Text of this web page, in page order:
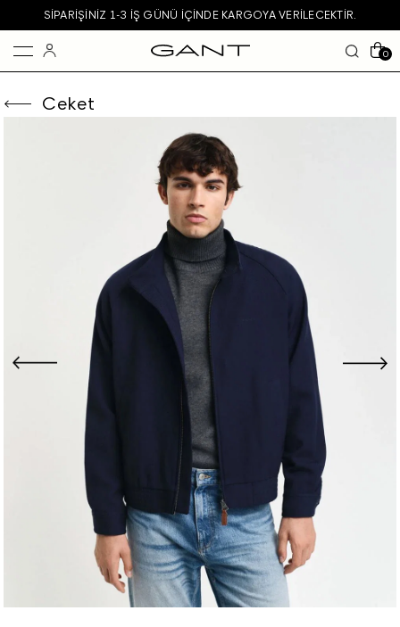
SIPARIŞINIZ 1-3 IŞ GÜNÜ IÇINDE KARGOYA VERILECEKTIR.
0
Ceket